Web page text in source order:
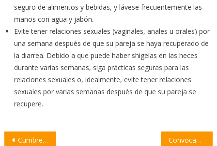
seguro de alimentos y bebidas, y lávese frecuentemente las
manos con agua y jabón.
Evite tener relaciones sexuales (vaginales, anales u orales) por
una semana después de que su pareja se haya recuperado de
la diarrea. Debido a que puede haber shigelas en las heces
durante varias semanas, siga prácticas seguras para las
relaciones sexuales o, idealmente, evite tener relaciones
sexuales por varias semanas después de que su pareja se
recupere.
Navegación
Cumbre opositora para abordar la emergencia en seguridad y la asistencia a productores Convocan a una nueva marcha para reclamar justicia por la muerte de Juan Gómez